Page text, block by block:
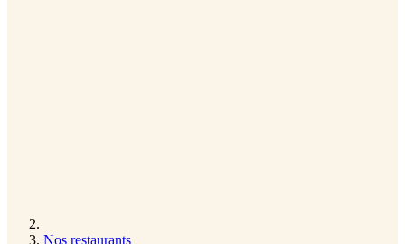
Nos restaurants